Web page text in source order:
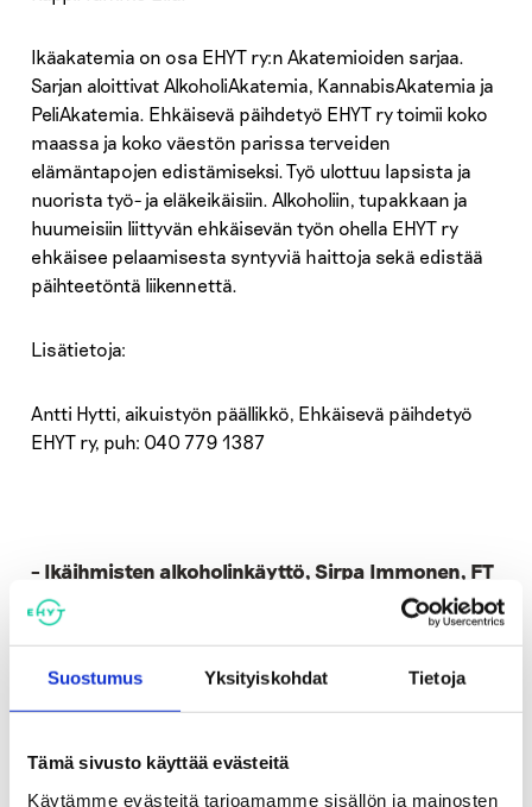
Suostumus Yksityiskohdat Tietoja
Tämä sivusto käyttää evästeitä
Käytämme evästeitä tarjoamamme sisällön ja mainosten
Ikäakatemia on osa EHYT ry:n Akatemioiden sarjaa.
Sarjan aloittivat AlkoholiAkatemia, KannabisAkatemia ja
PeliAkatemia. Ehkäisevä päihdetyö EHYT ry toimii koko
maassa ja koko väestön parissa terveiden
elämäntapojen edistämiseksi. Työ ulottuu lapsista ja
nuorista työ- ja eläkeikäisiin. Alkoholiin, tupakkaan ja
huumeisiin liittyvän ehkäisevän työn ohella EHYT ry
ehkäisee pelaamisesta syntyviä haittoja sekä edistää
päihteetöntä liikennettä.
Lisätietoja:
Antti Hytti, aikuistyön päällikkö, Ehkäisevä päihdetyö
EHYT ry, puh: 040 779 1387
– Ikäihmisten alkoholinkäyttö, Sirpa Immonen, FT
– Alkoholin ja lääkkeiden haitalliset yhteisvaikutukset
– Elinvoimaa järjestötoiminnasta; täyttä elämää –